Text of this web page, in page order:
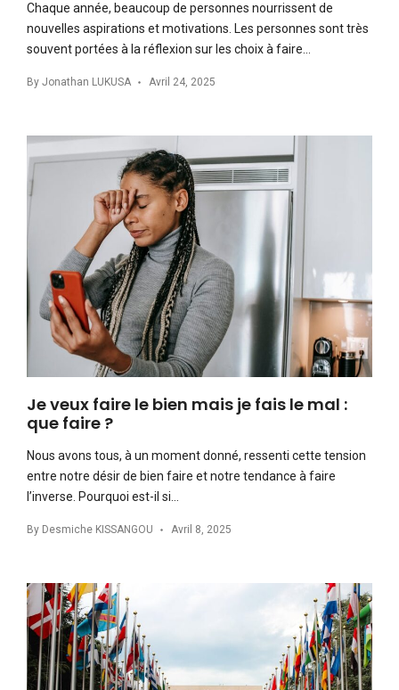
Chaque année, beaucoup de personnes nourrissent de
nouvelles aspirations et motivations. Les personnes sont très
souvent portées à la réflexion sur les choix à faire…
By Jonathan LUKUSA Avril 24, 2025
Je veux faire le bien mais je fais le mal :
que faire ?
Nous avons tous, à un moment donné, ressenti cette tension
entre notre désir de bien faire et notre tendance à faire
l’inverse. Pourquoi est-il si…
By Desmiche KISSANGOU Avril 8, 2025